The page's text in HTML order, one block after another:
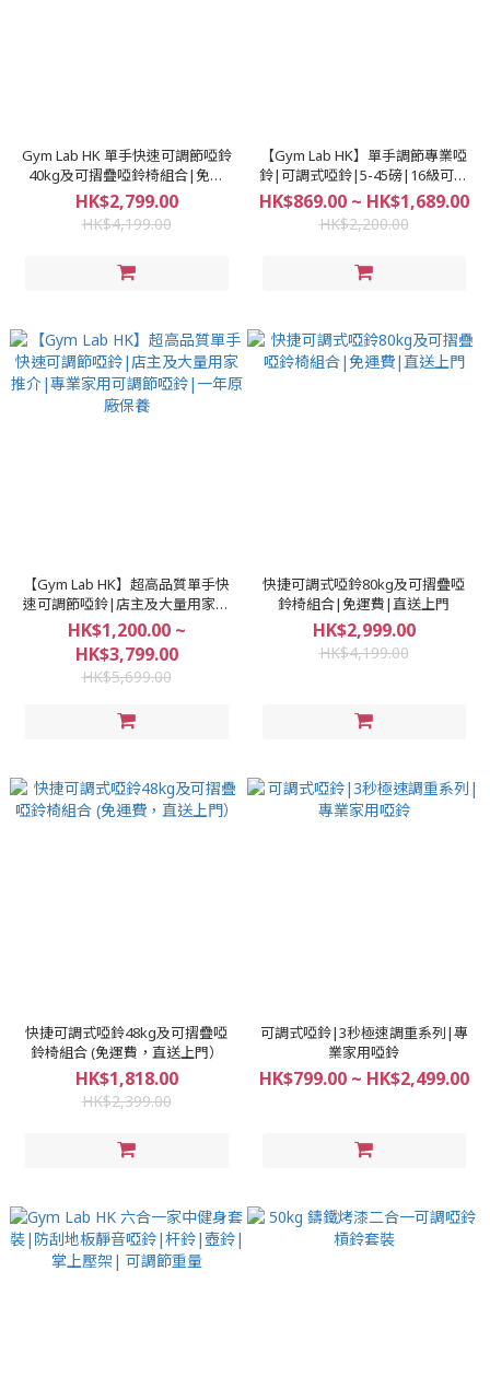
Gym Lab HK 單手快速可調節啞鈴
40kg及可摺疊啞鈴椅組合|免運
費|直送上門
HK$2,799.00
HK$4,199.00
【Gym Lab HK】單手調節專業啞
鈴|可調式啞鈴|5-45磅|16級可調
重量|2022年3月返貨
HK$869.00 ~ HK$1,689.00
HK$2,200.00
【Gym Lab HK】超高品質單手快
速可調節啞鈴|店主及大量用家推
介|專業家用可調節啞鈴|一年原
廠保養
HK$1,200.00 ~
HK$3,799.00
HK$5,699.00
快捷可調式啞鈴80kg及可摺疊啞
鈴椅組合|免運費|直送上門
HK$2,999.00
HK$4,199.00
快捷可調式啞鈴48kg及可摺疊啞
鈴椅組合 (免運費，直送上門）
HK$1,818.00
HK$2,399.00
可調式啞鈴|3秒極速調重系列|專
業家用啞鈴
HK$799.00 ~ HK$2,499.00